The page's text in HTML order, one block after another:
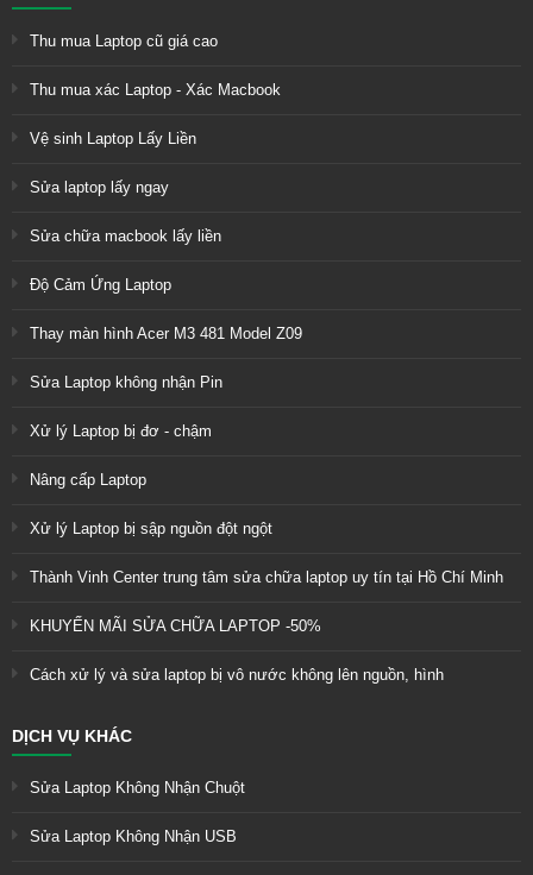
Thu mua Laptop cũ giá cao
Thu mua xác Laptop - Xác Macbook
Vệ sinh Laptop Lấy Liền
Sửa laptop lấy ngay
Sửa chữa macbook lấy liền
Độ Cảm Ứng Laptop
Thay màn hình Acer M3 481 Model Z09
Sửa Laptop không nhận Pin
Xử lý Laptop bị đơ - chậm
Nâng cấp Laptop
Xử lý Laptop bị sập nguồn đột ngột
Thành Vinh Center trung tâm sửa chữa laptop uy tín tại Hồ Chí Minh
KHUYẾN MÃI SỬA CHỮA LAPTOP -50%
Cách xử lý và sửa laptop bị vô nước không lên nguồn, hình
DỊCH VỤ KHÁC
Sửa Laptop Không Nhận Chuột
Sửa Laptop Không Nhận USB